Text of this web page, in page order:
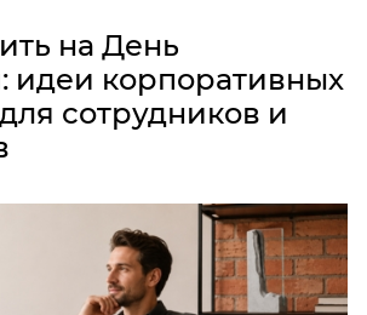
на День
идеи корпоративных
сотрудников и